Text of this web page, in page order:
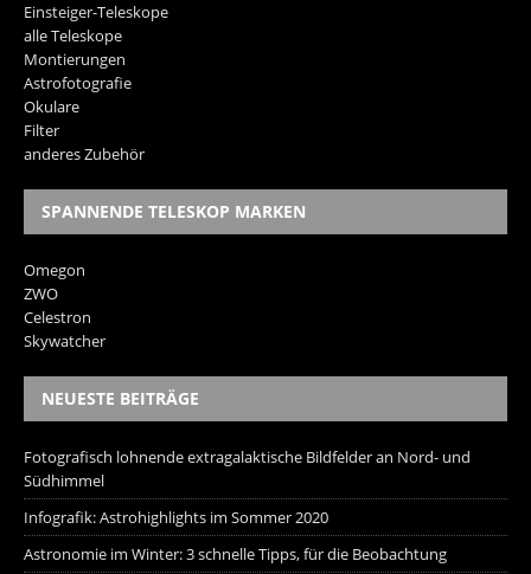
Einsteiger-Teleskope
alle Teleskope
Montierungen
Astrofotografie
Okulare
Filter
anderes Zubehör
SPANNENDE TELESKOP MARKEN
Omegon
ZWO
Celestron
Skywatcher
NEUESTE BEITRÄGE
Fotografisch lohnende extragalaktische Bildfelder an Nord- und
Südhimmel
Infografik: Astrohighlights im Sommer 2020
Astronomie im Winter: 3 schnelle Tipps, für die Beobachtung